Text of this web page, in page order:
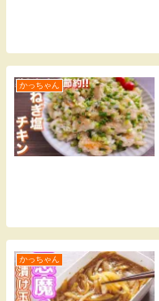
かっちゃん
かっちゃん